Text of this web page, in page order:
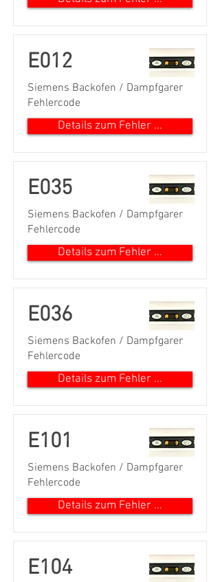
E012
Siemens Backofen / Dampfgarer
Fehlercode
Details zum Fehler ...
E035
Siemens Backofen / Dampfgarer
Fehlercode
Details zum Fehler ...
E036
Siemens Backofen / Dampfgarer
Fehlercode
Details zum Fehler ...
E101
Siemens Backofen / Dampfgarer
Fehlercode
Details zum Fehler ...
E104